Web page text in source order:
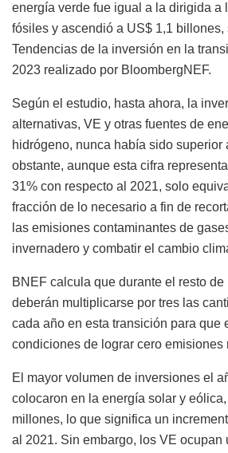
energía verde fue igual a la dirigida a
fósiles y ascendió a US$ 1,1
Tendencias de la inversión en la
2023 realizado por BloombergNEF.
Según el estudio, hasta ahora, la
alternativas, VE y otras fuentes de
hidrógeno, nunca había sido superior
obstante, aunque esta cifra
31% con respecto al 2021, solo
fracción de lo necesario a fin de
las emisiones contaminantes de
invernadero y combatir el cambio
BNEF calcula que durante el resto
deberán multiplicarse por tres las
cada año en esta transición para que
condiciones de lograr cero emisiones
El mayor volumen de inversiones el
colocaron en la energía solar y
millones, lo que significa un
al 2021. Sin embargo, los VE ocupan